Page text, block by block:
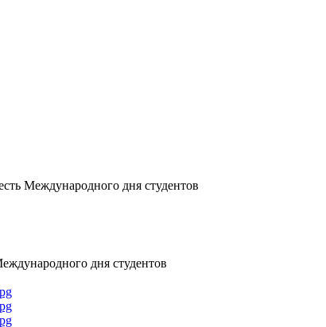
Международного дня студентов
дня студентов